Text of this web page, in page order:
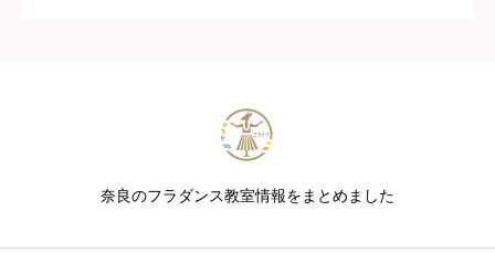
奈良のフラダンス教室情報をまとめました